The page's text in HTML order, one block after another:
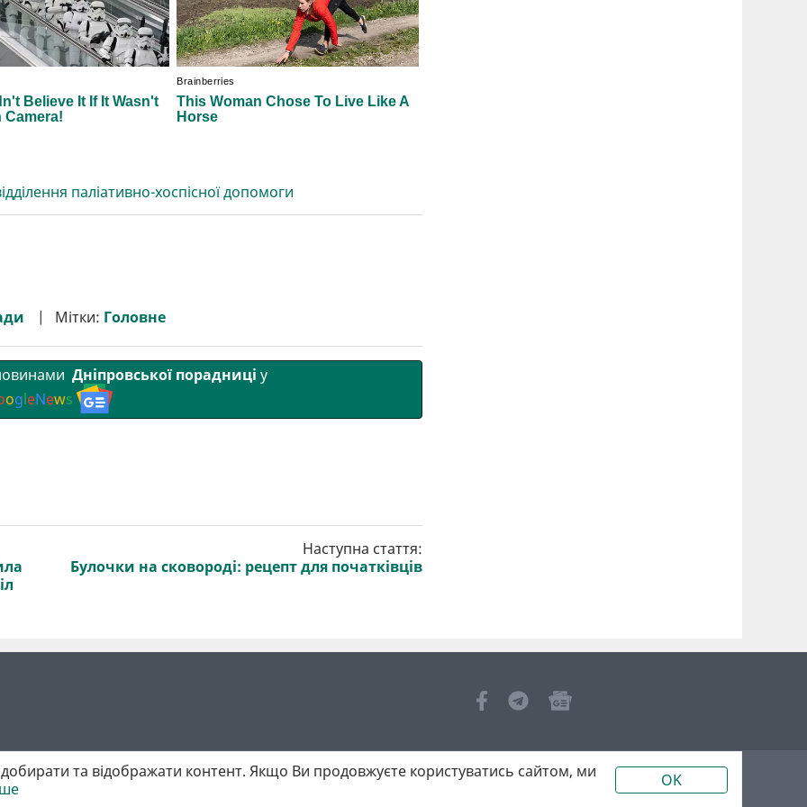
паліативно-хоспісної допомоги
Мітки: Головне
Дніпровської порадниці у
ogleNews
Наступна стаття:
Булочки на сковороді: рецепт для початківців
обов'язкове активне гіперпосилання у першому абзаці.
та відображати контент. Якщо Ви продовжуєте користуватись сайтом, ми
OK